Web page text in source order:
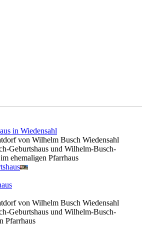
in Wiedensahl
von Wilhelm Busch Wiedensahl
Geburtshaus und Wilhelm-Busch-
ehemaligen Pfarrhaus
von Wilhelm Busch Wiedensahl
Geburtshaus und Wilhelm-Busch-
Pfarrhaus